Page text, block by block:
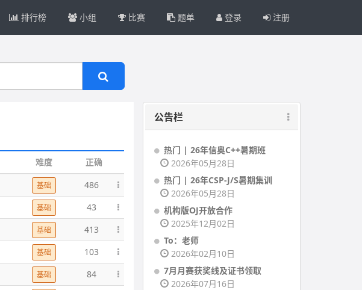
排行榜 小组 比赛 题单 登录 注册
难度
正确
基础
486
基础
43
基础
413
基础
103
基础
84
公告栏
热门 | 26年信奥C++暑期班
2026年05月28日
热门 | 26年CSP-J/S暑期集训
2026年05月28日
机构版OJ开放合作
2025年12月02日
To：老师
2026年02月10日
7月月赛获奖线及证书领取
2026年07月16日